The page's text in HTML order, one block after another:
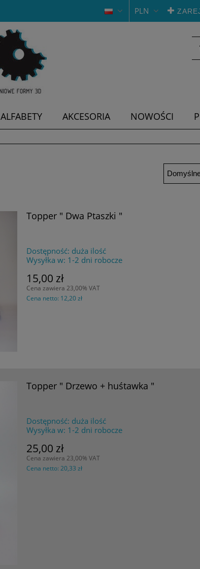
PLN
ALFABETY AKCESORIA NOWOŚCI
Topper " Dwa Ptaszki "
Dostępność: duża ilość
Wysyłka w: 1-2 dni robocze
15,00 zł
Cena zawiera 23,00% VAT
Cena netto: 12,20 zł
Topper " Drzewo + huśtawka "
Dostępność: duża ilość
Wysyłka w: 1-2 dni robocze
25,00 zł
Cena zawiera 23,00% VAT
Cena netto:20,33 zł